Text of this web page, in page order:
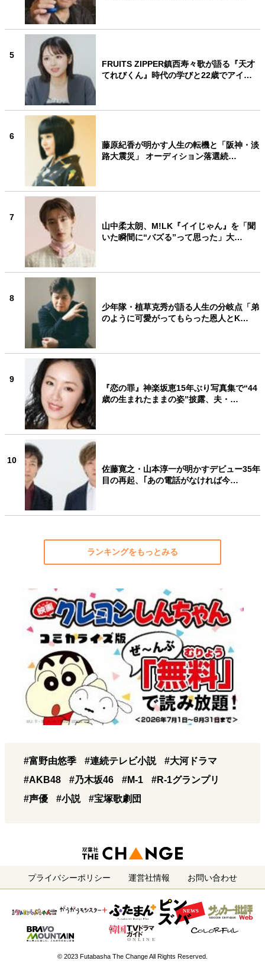
5
FRUITS ZIPPER鎮西寿々歌が語る『天才
てれびくん』時代の学びと22歳でアイ…
6
藤原紀香が明かす人生の転機と「阪神・淡
路大震災」 オーディション落選続…
7
山中柔太朗、M!LK『イイじゃん』を「聞
いた瞬間に“バズる”って思った」大…
8
少年隊・植草克秀が語る人生の分岐点「弟
のように可愛がってもらった恩人とK…
9
『恋の罪』神楽坂恵15年ぶり写真集で“44
歳の生まれたままの姿”披露、夫・…
10
佐藤寛之・山本淳一が明かすデビュー35年
目の再起、｢あの電話がなければ今…
ランキングをもっとみる
#富野由悠季 #連続テレビ小説
#大河ドラマ
#AKB48
#乃木坂46 #M-1
#R-1グランプリ
#声優
#小説 #宝塚歌劇団
プライバシーポリシー 運営社情報 お問い合わせ
© 2023 Futabasha The Change All Rights Reserved.